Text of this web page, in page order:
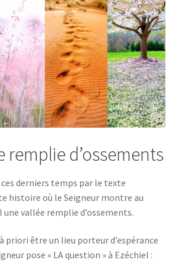
remplie d’ossements
derniers temps par le texte
histoire où le Seigneur montre au
vallée remplie d’ossements.
priori être un lieu porteur d’espérance
pose « LA question » à Ezéchiel :